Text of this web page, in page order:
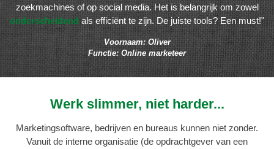
zoekmachines of op social media. Het is belangrijk om zowel
onderscheidendals efficiënt te zijn. De juiste tools? Een must!"
Voornaam: Oliver
Functie: Online marketeer
Werk slimmer, niet harder...
Marketingsoftware, bedrijven en bureaus kunnen niet zonder.
Vanuit de interne organisatie (de opdrachtgever van een